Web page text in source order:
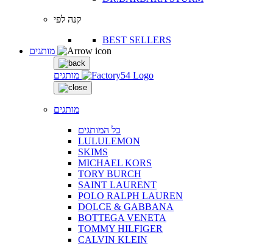
קנה לפי
BEST SELLERS
מותגים
מותגים
כל המותגים
LULULEMON
SKIMS
MICHAEL KORS
TORY BURCH
SAINT LAURENT
POLO RALPH LAUREN
DOLCE & GABBANA
BOTTEGA VENETA
TOMMY HILFIGER
CALVIN KLEIN